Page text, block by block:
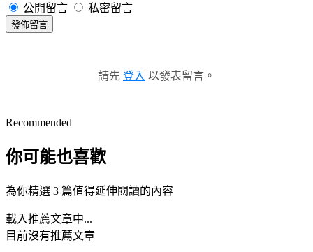
公開留言 私密留言
發佈留言
請先 登入 以發表留言。
Recommended
你可能也喜歡
為你精選 3 篇值得延伸閱讀的內容
載入推薦文章中...
目前沒有推薦文章